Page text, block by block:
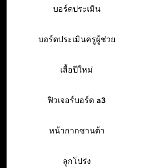
บอร์ดประเมิน
บอร์ดประเมินครูผู้ช่วย
เสื้อปีใหม่
ฟิวเจอร์บอร์ด a3
หน้ากากซานต้า
ลูกโปร่ง